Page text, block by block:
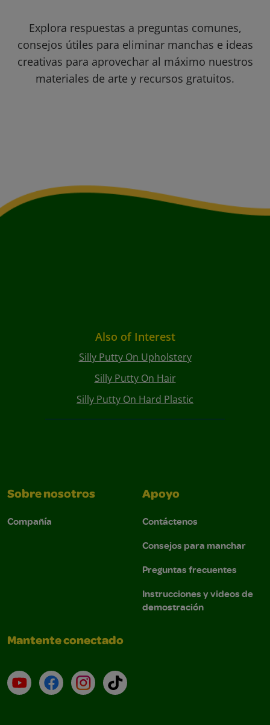
Explora respuestas a preguntas comunes,
consejos útiles para eliminar manchas e ideas
creativas para aprovechar al máximo nuestros
materiales de arte y recursos gratuitos.
Also of Interest
Silly Putty On Upholstery
Silly Putty On Hair
Silly Putty On Hard Plastic
Sobre nosotros
Compañía
Apoyo
Contáctenos
Consejos para manchar
Preguntas frecuentes
Instrucciones y videos de
demostración
Mantente conectado
YouTube (en inglés)
Facebook (en inglés)
Instagram (en inglés)
TikTok